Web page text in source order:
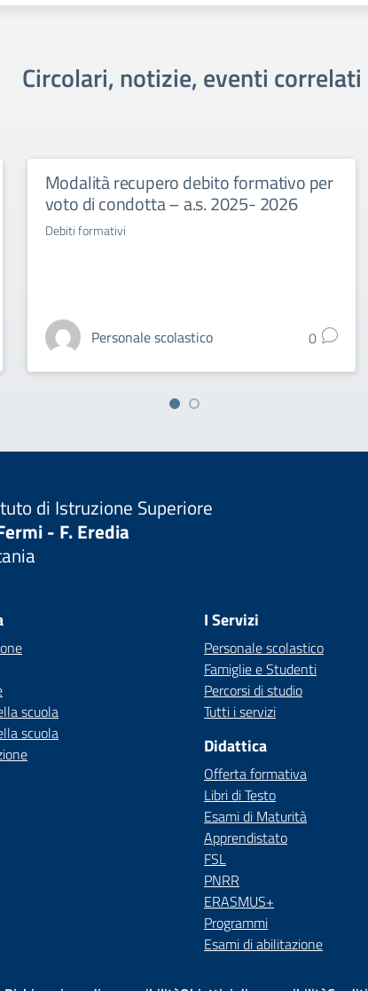
Circolari, notizie, eventi correlati
Modalità recupero debito formativo per
voto di condotta – a.s. 2025- 2026
Debiti formativi
Personale scolastico 0
di Istruzione Superiore
- F. Eredia
scuola
scuola
I Servizi
Personale scolastico
Famiglie e Studenti
Percorsi di studio
Tutti i servizi
Didattica
Offerta formativa
Libri di Testo
Esami di Maturità
Apprendistato
FSL
PNRR
ERASMUS+
Programmi
Esami di abilitazione